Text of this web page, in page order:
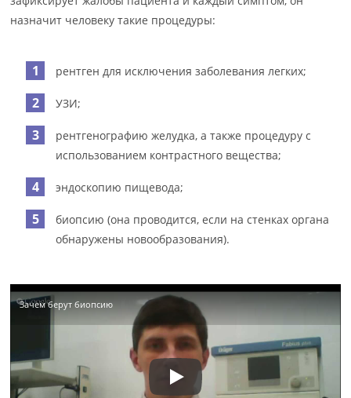
назначит человеку такие процедуры:
рентген для исключения заболевания легких;
УЗИ;
рентгенографию желудка, а также процедуру с
использованием контрастного вещества;
эндоскопию пищевода;
биопсию (она проводится, если на стенках органа
обнаружены новообразования).
Зачем берут биопсию